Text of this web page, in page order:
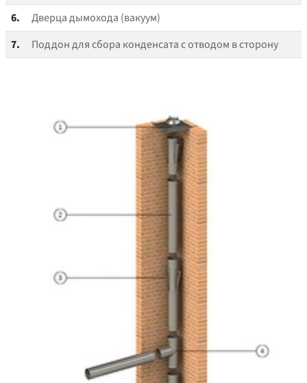
6.
Дверца дымохода (вакуум)
7.
Поддон для сбора конденсата с отводом в сторону